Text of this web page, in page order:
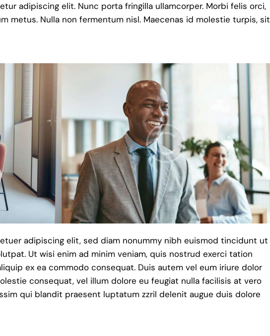
adipiscing elit. Nunc porta fringilla ullamcorper. Morbi felis orci,
metus. Nulla non fermentum nisl. Maecenas id molestie turpis, sit
adipiscing elit, sed diam nonummy nibh euismod tincidunt ut
Ut wisi enim ad minim veniam, quis nostrud exerci tation
ex ea commodo consequat. Duis autem vel eum iriure dolor
consequat, vel illum dolore eu feugiat nulla facilisis at vero
qui blandit praesent luptatum zzril delenit augue duis dolore